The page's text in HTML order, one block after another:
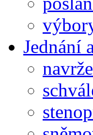
Jednání